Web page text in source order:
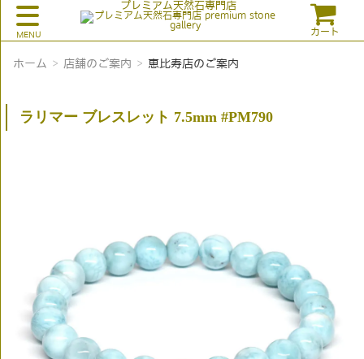
プレミアム天然石専門店
カート
ホーム 店舗のご案内 恵比寿店のご案内
ラリマー ブレスレット 7.5mm #PM790